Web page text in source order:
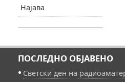
Најава
ПОСЛЕДНО ОБЈАВЕНО
Светски ден на